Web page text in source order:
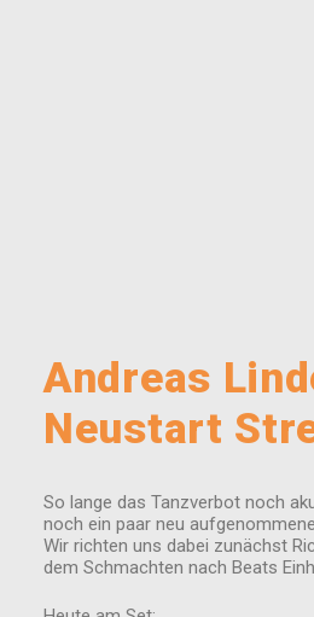
Andreas
Neustart
So lange das Tanzverbot noch
noch ein paar neu
Wir richten uns dabei zunächst
dem Schmachten nach Beats